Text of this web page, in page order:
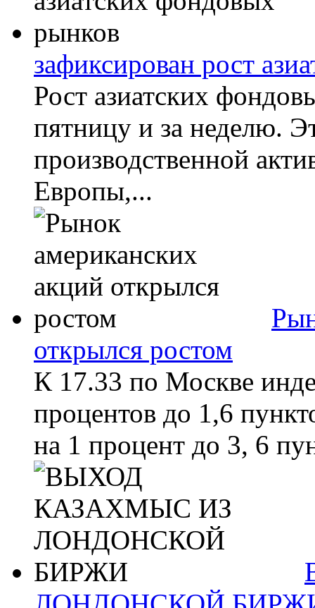
зафиксирован рост
Рост азиатских
пятницу и за неделю.
производственной
Европы,...
открылся ростом
К 17.33 по Москве
процентов до 1,6
на 1 процент до 3, 6